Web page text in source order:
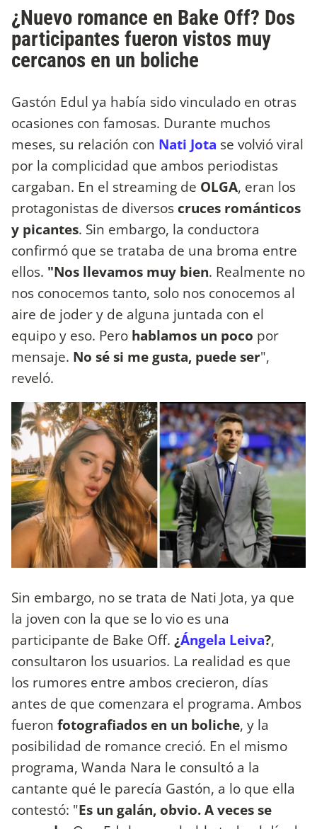
¿Nuevo romance en Bake Off? Dos
participantes fueron vistos muy
cercanos en un boliche
Gastón Edul ya había sido vinculado en otras
ocasiones con famosas. Durante muchos
meses, su relación con Nati Jota se volvió viral
por la complicidad que ambos periodistas
cargaban. En el streaming de OLGA, eran los
protagonistas de diversos cruces románticos
y picantes. Sin embargo, la conductora
confirmó que se trataba de una broma entre
ellos. "Nos llevamos muy bien. Realmente no
nos conocemos tanto, solo nos conocemos al
aire de joder y de alguna juntada con el
equipo y eso. Pero hablamos un poco por
mensaje. No sé si me gusta, puede ser",
reveló.
Sin embargo, no se trata de Nati Jota, ya que
la joven con la que se lo vio es una
participante de Bake Off. ¿Ángela Leiva?,
consultaron los usuarios. La realidad es que
los rumores entre ambos crecieron, días
antes de que comenzara el programa. Ambos
fueron fotografiados en un boliche, y la
posibilidad de romance creció. En el mismo
programa, Wanda Nara le consultó a la
cantante qué le parecía Gastón, a lo que ella
contestó: "Es un galán, obvio. A veces se